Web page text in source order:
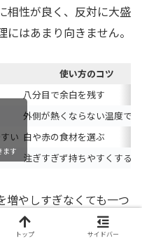
相性が良く、反対に大盛
はあまり向きません。
使い方のコツ
八分目で余白を残す
外側が熱くならない温度で
い 白や赤の食材を選ぶ
注ぎすぎず持ちやすくする
ます
増やしすぎなくても一つ
果として買い物の満足度
トップ サイドバー